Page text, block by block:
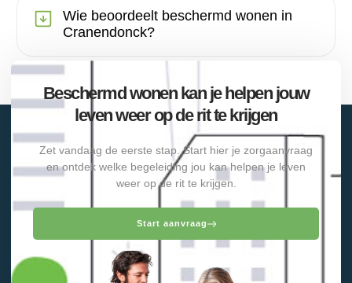
Wie beoordeelt beschermd wonen in
Cranendonck?
Beschermd wonen kan je helpen jouw
leven weer op de rit te krijgen
Zet vandaag de eerste stap. Start hier je zorgaanvraag
en ontdek welke begeleiding jou kan helpen je leven
weer op de rit te krijgen.
Start aanvraag